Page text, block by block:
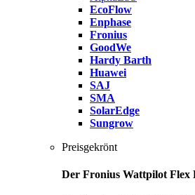
EcoFlow
Enphase
Fronius
GoodWe
Hardy Barth
Huawei
SAJ
SMA
SolarEdge
Sungrow
Preisgekrönt
Der Fronius Wattpilot Flex